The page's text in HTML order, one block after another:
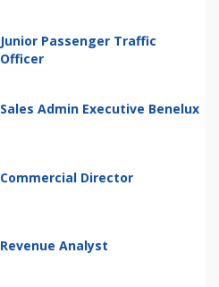
Junior Passenger Traffic
Officer
Sales Admin Executive Benelux
Commercial Director
Revenue Analyst